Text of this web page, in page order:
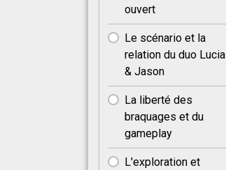
ouvert
Le scénario et la
relation du duo Lucia
& Jason
La liberté des
braquages et du
gameplay
L'exploration et